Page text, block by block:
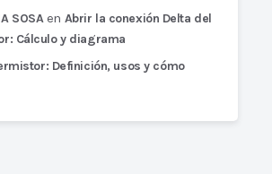
SOSAen Abrir la conexión Delta del
Cálculo y diagrama
Definición, usos y cómo